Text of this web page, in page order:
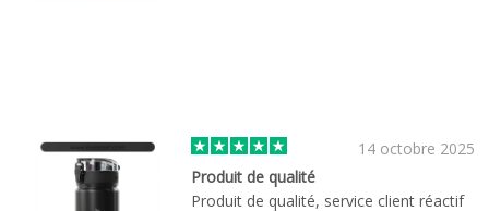
14 octobre 2025
Produit de qualité
Produit de qualité, service client réactif